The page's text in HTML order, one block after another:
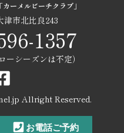
ーメルビーチクラブ」
津市北比良243
1357
ーシーズンは不定）
Allright Reserved.
お電話ご予約